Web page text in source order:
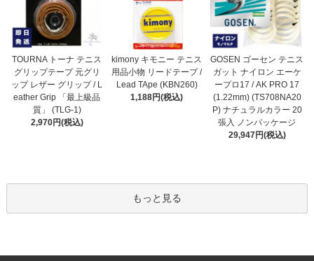
TOURNA トーナ テニス
グリップテープ 元グリ
ップ レザー グリップ / L
eather Grip 「最上級品
質」 (TLG-1)
2,970円(税込)
kimony キモニー テニス
用品小物 リードテープ /
Lead TApe (KBN260)
1,188円(税込)
GOSEN ゴーセン テニス
ガット ナイロン エーケ
ープロ17 / AK PRO 17
(1.22mm) (TS708NA20
P) ナチュラルカラー 20
張入 ノンパッケージ
29,947円(税込)
もっと見る